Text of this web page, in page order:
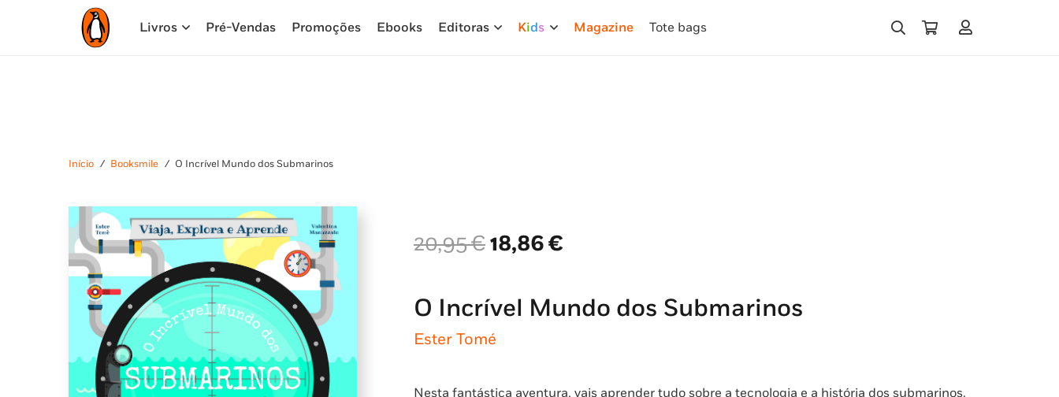
Livros Pré-Vendas Promoções Ebooks Editoras Kids Magazine Tote bags
Início / Booksmile / O Incrível Mundo dos Submarinos
20,95€O
preço
era:
20,95 €.
18,86€
é:
18,86 €.
O Incrível Mundo dos Submarinos
Ester Tomé
Nesta fantástica aventura, vais aprender tudo sobre a tecnologia e a história dos submarinos.